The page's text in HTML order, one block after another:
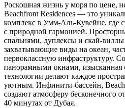
Роскошная жизнь у моря по цене,
Beachfront Residences — это
комплекс в Умм-Аль-Кувейне, где
с природной гармонией.
спальнями, дуплексы и скай-
захватывающие виды на океан,
первоклассную инфраструктуру.
панорамными окнами, изысканная
технологии делают каждое
уютным. Инфинити-бассейн, Beach
создают атмосферу бесконечного
40 минутах от Дубая.